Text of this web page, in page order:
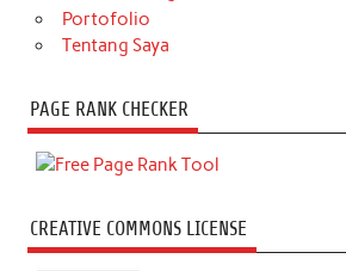
Portofolio
Tentang Saya
PAGE RANK CHECKER
CREATIVE COMMONS LICENSE